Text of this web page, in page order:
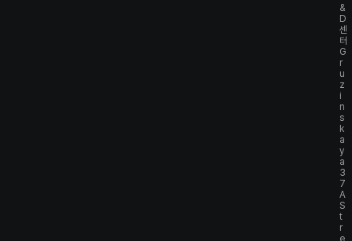
&
D
센
터
G
r
u
z
i
n
s
k
a
y
a
3
7
A
S
t
r
e